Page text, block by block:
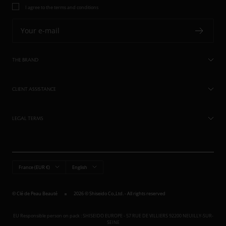
I agree to the terms and conditions
Your e-mail
THE BRAND
CLIENT ASSISTANCE
LEGAL TERMS
Country/region
France (EUR €) Language
English
© Clé de Peau Beauté 2026 © Shiseido Co.,Ltd. - All rights reserved
EU Responsible person on pack : SHISEIDO EUROPE - 57 RUE DE VILLIERS 92200 NEUILLY-SUR-
SEINE